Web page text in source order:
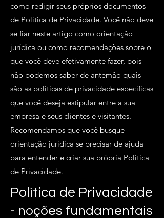
como redigir seus próprios documentos
de Política de Privacidade. Você não deve
se fiar neste artigo como orientação
jurídica ou como recomendações sobre o
que você deve efetivamente fazer, pois
não podemos saber de antemão quais
são as políticas de privacidade específicas
que você deseja estipular entre a sua
empresa e seus clientes e visitantes.
Recomendamos que você busque
orientação jurídica se precisar de ajuda
para entender e criar sua própria Política
de Privacidade.
Política de Privacidade
- noções fundamentais